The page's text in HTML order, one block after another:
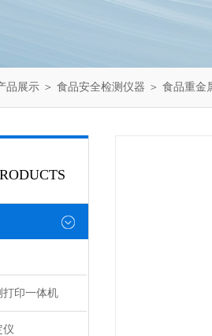
品展示 ＞ 食品安全检测仪器 ＞ 食品重金
印一体机
仪